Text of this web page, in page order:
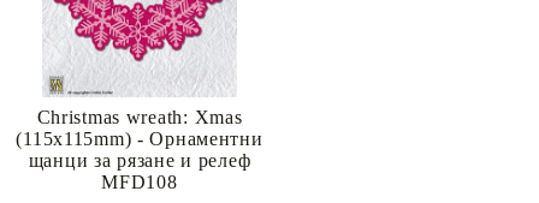
Christmas wreath: Xmas
(115x115mm) - Орнаментни
щанци за рязане и релеф
MFD108